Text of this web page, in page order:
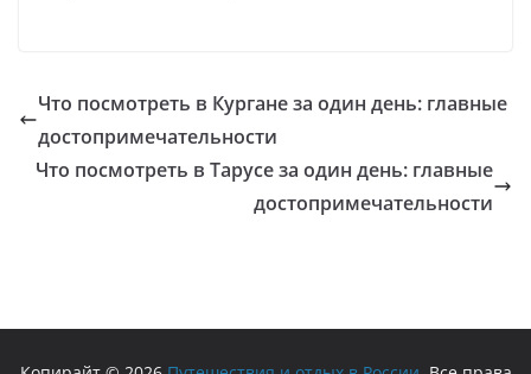
Что посмотреть в Кургане за один день: главные
достопримечательности
Что посмотреть в Тарусе за один день: главные
достопримечательности